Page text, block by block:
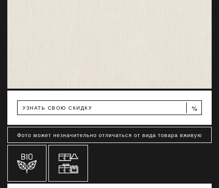
УЗНАТЬ СВОЮ СКИДКУ %
Фото может незначительно отличаться от вида товара вживую